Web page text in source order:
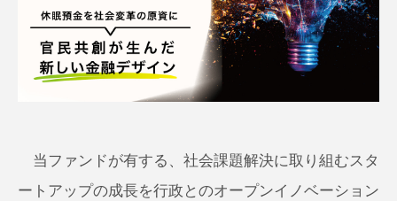
当ファンドが有する、社会課題解決に取り組むスタ
ートアップの成長を行政とのオープンイノベーション